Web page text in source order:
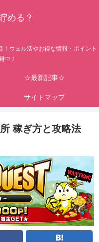
める？
ウェル活やお得な情報・ポイント
中！
☆最新記事☆
サイトマップ
稼ぎ方と攻略法